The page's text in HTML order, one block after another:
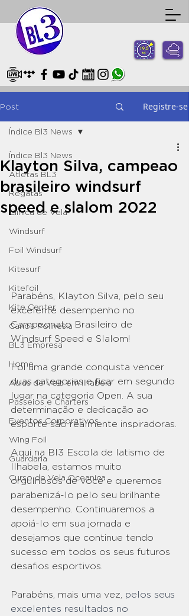
Post Registre-se
Índice Bl3 News
Atletas BL3
Regatas
Clínica de Vela
Windsurf
Foil Windsurf
Kitesurf
Kitefoil
Kite Center
Canoa Polinesia
BL3 Empresa
Home
Aulas de Vela em Ilhabela
Passeios e Charters
Eventos Corporativos
Wing Foil
Guardaria
Curso de Vela Oceanica
Índice Bl3 News
Klayton Silva, campeao
brasileiro windsurf
speed e slalom 2022
Parabéns, Klayton Silva, pelo seu
excelente desempenho no
Campeonato Brasileiro de
Windsurf Speed e Slalom!
Foi uma grande conquista vencer
duas categorias e ficar em segundo
lugar na categoria Open. A sua
determinação e dedicação ao
esporte são realmente inspiradoras.
Aqui na Bl3 Escola de Iatismo de
Ilhabela, estamos muito
orgulhosos de você e queremos
parabenizá-lo pelo seu brilhante
desempenho. Continuaremos a
apoiá-lo em sua jornada e
desejamos que continue tendo
sucesso em todos os seus futuros
desafios esportivos.
Parabéns, mais uma vez, pelos seus
excelentes resultados no